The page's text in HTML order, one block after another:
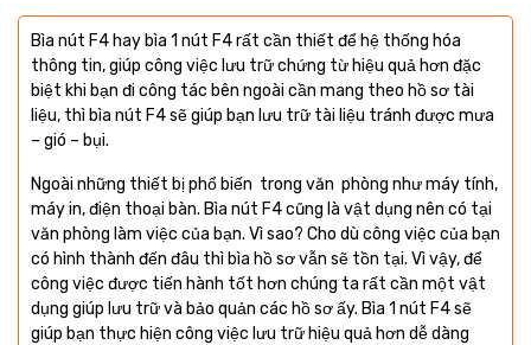
Bìa nút F4 hay bìa 1 nút F4 rất cần thiết để hệ thống hóa
thông tin, giúp công việc lưu trữ chứng từ hiệu quả hơn đặc
biệt khi bạn đi công tác bên ngoài cần mang theo hồ sơ tài
liệu, thì bìa nút F4 sẽ giúp bạn lưu trữ tài liệu tránh được mưa
– gió – bụi.
Ngoài những thiết bị phổ biến trong văn phòng như máy tính,
máy in, điện thoại bàn. Bìa nút F4 cũng là vật dụng nên có tại
văn phòng làm việc của bạn. Vì sao? Cho dù công việc của bạn
có hình thành đến đâu thì bìa hồ sơ vẫn sẽ tồn tại. Vì vậy, để
công việc được tiến hành tốt hơn chúng ta rất cần một vật
dụng giúp lưu trữ và bảo quản các hồ sơ ấy. Bìa 1 nút F4 sẽ
giúp bạn thực hiện công việc lưu trữ hiệu quả hơn dễ dàng